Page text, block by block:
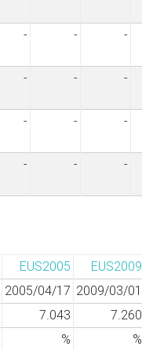
- - -
- - -
- - -
- - -
EUS2005 EUS2009
2005/04/17 2009/03/01
7.043 7.260
% %